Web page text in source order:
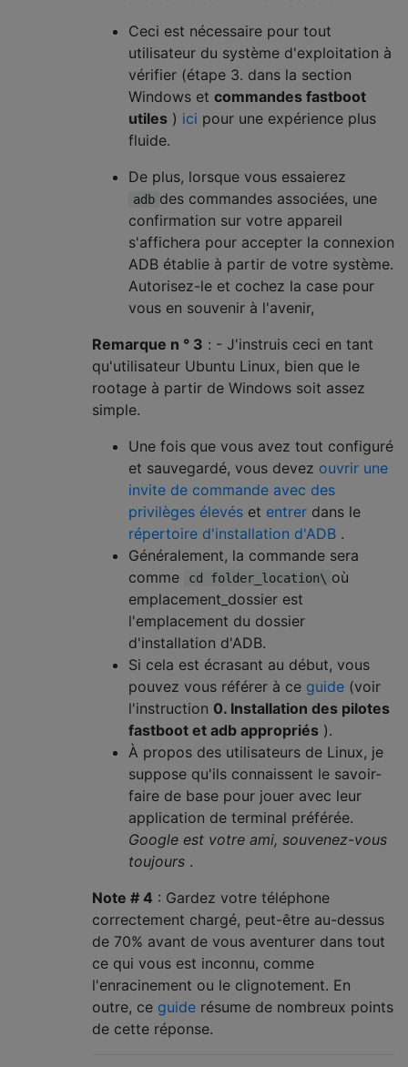
Ceci est nécessaire pour tout
utilisateur du système d'exploitation à
vérifier (étape 3. dans la section
Windows et commandes fastboot
utiles ) ici pour une expérience plus
fluide.
De plus, lorsque vous essaierez
adb des commandes associées, une
confirmation sur votre appareil
s'affichera pour accepter la connexion
ADB établie à partir de votre système.
Autorisez-le et cochez la case pour
vous en souvenir à l'avenir,
Remarque n ° 3 : - J'instruis ceci en tant
qu'utilisateur Ubuntu Linux, bien que le
rootage à partir de Windows soit assez
simple.
Une fois que vous avez tout configuré
et sauvegardé, vous devez ouvrir une
invite de commande avec des
privilèges élevés et entrer dans le
répertoire d'installation d'ADB .
Généralement, la commande sera
comme
cd folder_location\ où
emplacement_dossier est
l'emplacement du dossier
d'installation d'ADB.
Si cela est écrasant au début, vous
pouvez vous référer à ce guide (voir
l'instruction 0. Installation des pilotes
fastboot et adb appropriés ).
À propos des utilisateurs de Linux, je
suppose qu'ils connaissent le savoir-
faire de base pour jouer avec leur
application de terminal préférée.
Google est votre ami, souvenez-vous
toujours .
Note # 4 : Gardez votre téléphone
correctement chargé, peut-être au-dessus
de 70% avant de vous aventurer dans tout
ce qui vous est inconnu, comme
l'enracinement ou le clignotement. En
outre, ce guide résume de nombreux points
de cette réponse.